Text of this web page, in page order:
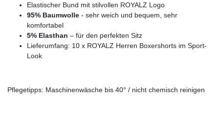
Elastischer Bund mit stilvollen ROYALZ Logo
95% Baumwolle - sehr weich und bequem, sehr
komfortabel
5% Elasthan – für den perfekten Sitz
Lieferumfang: 10 x ROYALZ Herren Boxershorts im Sport-
Look
Pflegetipps: Maschinenwäsche bis 40° / nicht chemisch reinigen